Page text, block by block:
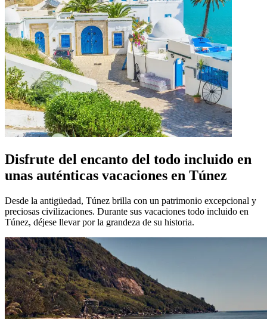
Disfrute del encanto del todo incluido en
unas auténticas vacaciones en Túnez
Desde la antigüedad, Túnez brilla con un patrimonio excepcional y
preciosas civilizaciones. Durante sus vacaciones todo incluido en
Túnez, déjese llevar por la grandeza de su historia.